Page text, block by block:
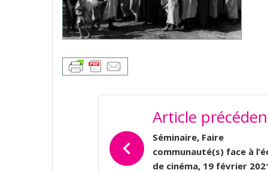
NAVIGATION
L’ARTICLE
Article
Séminaire, Faire
communauté(s) face à
de cinéma, 19 février